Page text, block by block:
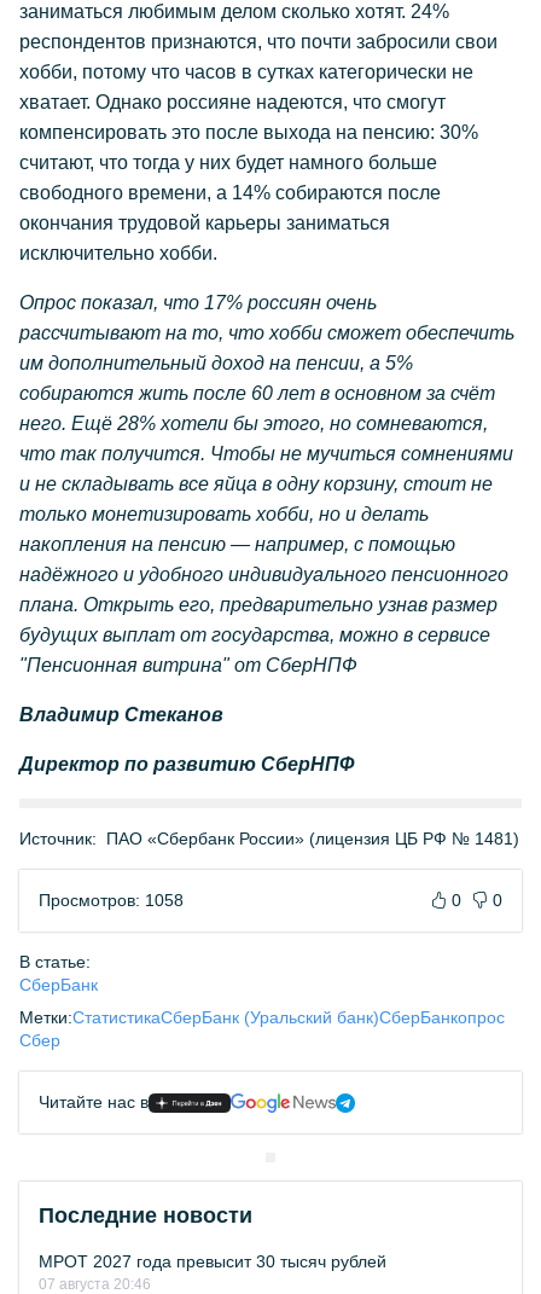
заниматься любимым делом сколько хотят. 24%
респондентов признаются, что почти забросили свои
хобби, потому что часов в сутках категорически не
хватает. Однако россияне надеются, что смогут
компенсировать это после выхода на пенсию: 30%
считают, что тогда у них будет намного больше
свободного времени, а 14% собираются после
окончания трудовой карьеры заниматься
исключительно хобби.
Опрос показал, что 17% россиян очень
рассчитывают на то, что хобби сможет обеспечить
им дополнительный доход на пенсии, а 5%
собираются жить после 60 лет в основном за счёт
него. Ещё 28% хотели бы этого, но сомневаются,
что так получится. Чтобы не мучиться сомнениями
и не складывать все яйца в одну корзину, стоит не
только монетизировать хобби, но и делать
накопления на пенсию — например, с помощью
надёжного и удобного индивидуального пенсионного
плана. Открыть его, предварительно узнав размер
будущих выплат от государства, можно в сервисе
"Пенсионная витрина" от СберНПФ
Владимир Стеканов
Директор по развитию СберНПФ
Источник: ПАО «Сбербанк России» (лицензия ЦБ РФ № 1481)
Просмотров: 1058 0 0
В статье:
СберБанк
Метки:СтатистикаСберБанк (Уральский банк)СберБанкопрос
Сбер
Читайте нас в
Последние новости
МРОТ 2027 года превысит 30 тысяч рублей
07 августа 20:46